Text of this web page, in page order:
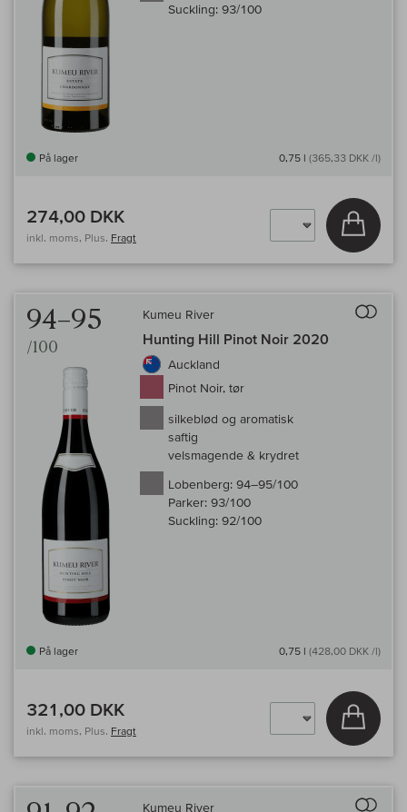
Suckling: 93/100
På lager 0,75 l (365,33 DKK /l)
274,00 DKK
inkl. moms, Plus. Fragt
Læg i
94–95
/100
Kumeu River
Hunting Hill Pinot Noir 2020
Auckland
Pinot Noir, tør
silkeblød og aromatisk
saftig
velsmagende & krydret
Lobenberg: 94–95/100
Parker: 93/100
Suckling: 92/100
På lager 0,75 l (428,00 DKK /l)
321,00 DKK
inkl. moms, Plus. Fragt
Læg i
Kumeu River